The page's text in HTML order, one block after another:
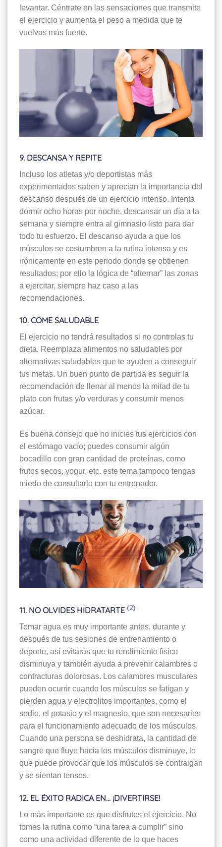
levantar. Céntrate en las sensaciones que transmite
el ejercicio y aumenta el peso a medida que te
vuelvas más fuerte.
9. DESCANSA Y REPITE
Incluso los atletas y/o deportistas más
experimentados saben y aprecian la importancia del
descanso después de un ejercicio intenso. Intenta
dormir ocho horas por noche, descansar un día a la
semana y siempre entra al gimnasio listo para dar
todo tu esfuerzo. El descanso ayuda a que los
músculos se costumbren a la rutina intensa y es
irónicamente en este periodo donde se obtienen
resultados; por ello la lógica de “alternar” las zonas
a ejercitar, siempre haz caso a las
recomendaciones.
10. COME SALUDABLE
El ejercicio no tendrá resultados si no controlas tu
dieta. Reemplaza alimentos no saludables por
alternativas saludables que te ayuden a conseguir
tus metas. Un buen punto de partida es seguir la
recomendación de llenar al menos la mitad de tu
plato con frutas y/o verduras y consumir menos
azúcar.
Es buena consejo que no inicies tus ejercicios con
el estómago vacío; puedes consumir algún
bocadillo con gran cantidad de proteínas, como
frutos secos, yogur, etc. este tema tampoco tengas
miedo de consultarlo con tu entrenador.
11. NO OLVIDES HIDRATARTE (2)
Tomar agua es muy importante antes, durante y
después de tus sesiones de entrenamiento o
deporte, así evitarás que tu rendimiento físico
disminuya y también ayuda a prevenir calambres o
contracturas dolorosas. Los calambres musculares
pueden ocurrir cuando los músculos se fatigan y
pierden agua y electrolitos importantes, como el
sodio, el potasio y el magnesio, que son necesarios
para el funcionamiento adecuado de los músculos.
Cuando una persona se deshidrata, la cantidad de
sangre que fluye hacia los músculos disminuye, lo
que puede provocar que los músculos se contraigan
y se sientan tensos.
12. EL ÉXITO RADICA EN… ¡DIVERTIRSE!
Lo más importante es que disfrutes el ejercicio. No
tomes la rutina como “una tarea a cumplir” sino
como una actividad diferente de lo que haces